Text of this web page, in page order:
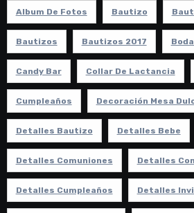
Album De Fotos Bautizo
Bautizos Bautizos 2017
Candy Bar Collar De Lactancia
Cumpleaños Decoración Mesa
Detalles Bautizo Detalles Bebe
Detalles Comuniones Detalles
Detalles Cumpleaños Detalles